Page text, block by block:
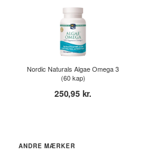
Nordic Naturals Algae Omega 3
(60 kap)
250,95 kr.
ANDRE MÆRKER